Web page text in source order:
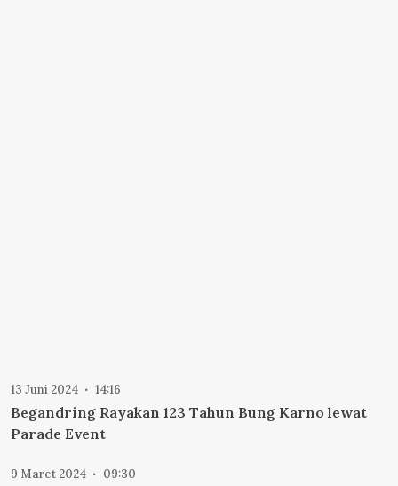
13 Juni 2024 14:16
Begandring Rayakan 123 Tahun Bung Karno lewat
Parade Event
9 Maret 2024 09:30